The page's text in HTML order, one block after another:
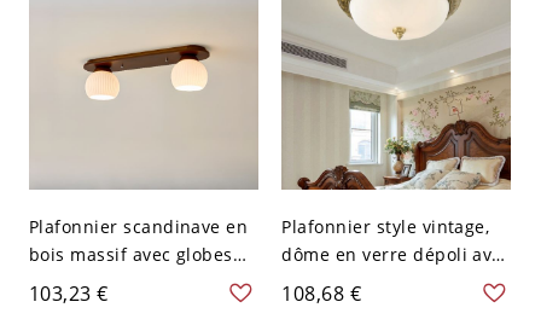
Plafonnier scandinave en
bois massif avec globes
en verre strié et lumière
douce - Couleur de Noyer
103,23 €
Plafonnier style vintage,
dôme en verre dépoli avec
bordure métallique
décorative - Blanc Doré
108,68 €